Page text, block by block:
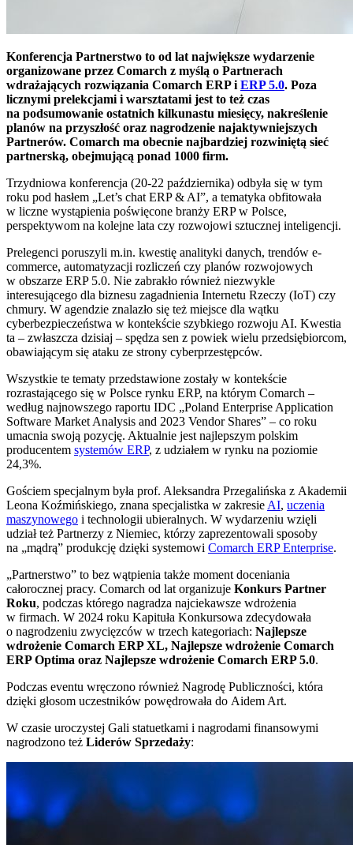
Konferencja Partnerstwo to od lat największe wydarzenie
organizowane przez Comarch z myślą o Partnerach
wdrażających rozwiązania Comarch ERP i ERP 5.0. Poza
licznymi prelekcjami i warsztatami jest to też czas
na podsumowanie ostatnich kilkunastu miesięcy, nakreślenie
planów na przyszłość oraz nagrodzenie najaktywniejszych
Partnerów. Comarch ma obecnie najbardziej rozwiniętą sieć
partnerską, obejmującą ponad 1000 firm.
Trzydniowa konferencja (20-22 października) odbyła się w tym
roku pod hasłem „Let’s chat ERP & AI”, a tematyka obfitowała
w liczne wystąpienia poświęcone branży ERP w Polsce,
perspektywom na kolejne lata czy rozwojowi sztucznej inteligencji.
Prelegenci poruszyli m.in. kwestię analityki danych, trendów e-
commerce, automatyzacji rozliczeń czy planów rozwojowych
w obszarze ERP 5.0. Nie zabrakło również niezwykle
interesującego dla biznesu zagadnienia Internetu Rzeczy (IoT) czy
chmury. W agendzie znalazło się też miejsce dla wątku
cyberbezpieczeństwa w kontekście szybkiego rozwoju AI. Kwestia
ta – zwłaszcza dzisiaj – spędza sen z powiek wielu przedsiębiorcom,
obawiającym się ataku ze strony cyberprzestępców.
Wszystkie te tematy przedstawione zostały w kontekście
rozrastającego się w Polsce rynku ERP, na którym Comarch –
według najnowszego raportu IDC „Poland Enterprise Application
Software Market Analysis and 2023 Vendor Shares” – co roku
umacnia swoją pozycję. Aktualnie jest najlepszym polskim
producentem systemów ERP, z udziałem w rynku na poziomie
24,3%.
Gościem specjalnym była prof. Aleksandra Przegalińska z Akademii
Leona Koźmińskiego, znana specjalistka w zakresie AI, uczenia
maszynowego i technologii ubieralnych. W wydarzeniu wzięli
udział też Partnerzy z Niemiec, którzy zaprezentowali sposoby
na „mądrą” produkcję dzięki systemowi Comarch ERP Enterprise.
„Partnerstwo” to bez wątpienia także moment doceniania
całorocznej pracy. Comarch od lat organizuje Konkurs Partner
Roku, podczas którego nagradza najciekawsze wdrożenia
w firmach. W 2024 roku Kapituła Konkursowa zdecydowała
o nagrodzeniu zwycięzców w trzech kategoriach: Najlepsze
wdrożenie Comarch ERP XL, Najlepsze wdrożenie Comarch
ERP Optima oraz Najlepsze wdrożenie Comarch ERP 5.0.
Podczas eventu wręczono również Nagrodę Publiczności, która
dzięki głosom uczestników powędrowała do Aidem Art.
W czasie uroczystej Gali statuetkami i nagrodami finansowymi
nagrodzono też Liderów Sprzedaży: